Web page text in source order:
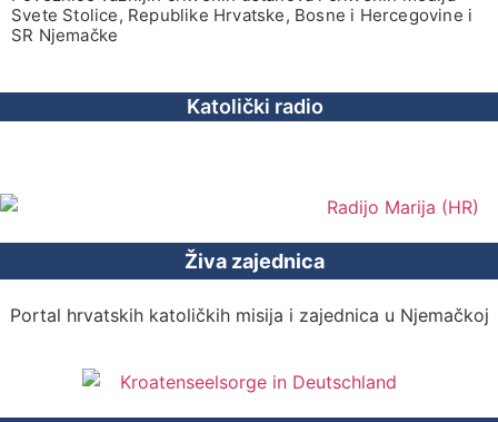
Svete Stolice, Republike Hrvatske, Bosne i Hercegovine i
SR Njemačke
Katolički radio
Živa zajednica
Portal hrvatskih katoličkih misija i zajednica u Njemačkoj